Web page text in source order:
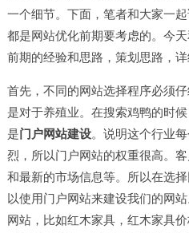
一个细节。下面，笔者和大家一
都是网站优化前期要考虑的。今
前期的经验和思路，策划思路，详
首先，不同的网站选择程序必须
是对于养殖业。在搜索鸡鸭的时
是门户网站建设。说明这个行业
烈，所以门户网站的权重很高。
和最新的市场信息等。所以在选择
以使用门户网站来建设我们的网
网站，比如红木家具，红木家具